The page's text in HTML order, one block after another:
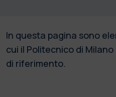
In questa pagina sono
cui il Politecnico di
di riferimento.